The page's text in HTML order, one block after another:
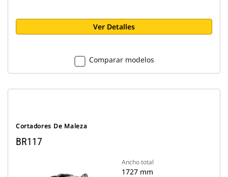
Ver Detalles
Comparar modelos
Cortadores De Maleza
BR117
Ancho total
1727 mm